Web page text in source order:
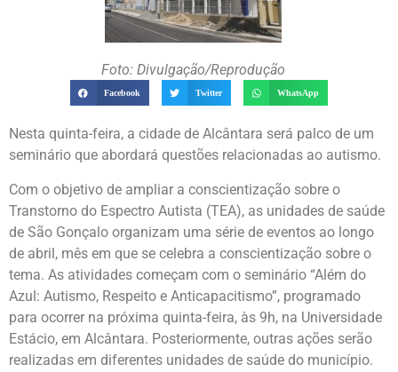
Foto: Divulgação/Reprodução
Facebook Twitter WhatsApp
Nesta quinta-feira, a cidade de Alcântara será palco de um
seminário que abordará questões relacionadas ao autismo.
Com o objetivo de ampliar a conscientização sobre o
Transtorno do Espectro Autista (TEA), as unidades de saúde
de São Gonçalo organizam uma série de eventos ao longo
de abril, mês em que se celebra a conscientização sobre o
tema. As atividades começam com o seminário “Além do
Azul: Autismo, Respeito e Anticapacitismo”, programado
para ocorrer na próxima quinta-feira, às 9h, na Universidade
Estácio, em Alcântara. Posteriormente, outras ações serão
realizadas em diferentes unidades de saúde do município.